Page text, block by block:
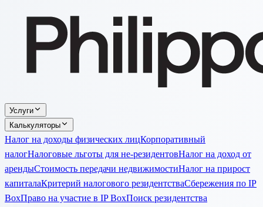
Услуги
Калькуляторы
Налог на доходы физических лицКорпоративный
налогНалоговые льготы для не-резидентовНалог на доход от
арендыСтоимость передачи недвижимостиНалог на прирост
капиталаКритерий налогового резидентстваСбережения по IP
BoxПраво на участие в IP BoxПоиск резидентства